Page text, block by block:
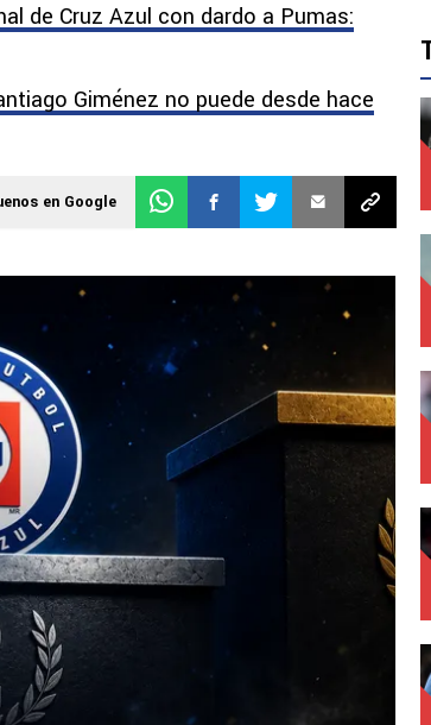
de Cruz Azul con dardo a Pumas:
Giménez no puede desde hace
en Google